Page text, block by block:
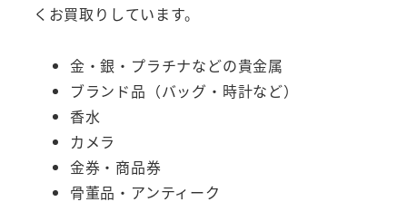
くお買取りしています。
金・銀・プラチナなどの貴金属
ブランド品（バッグ・時計など）
香水
カメラ
金券・商品券
骨董品・アンティーク